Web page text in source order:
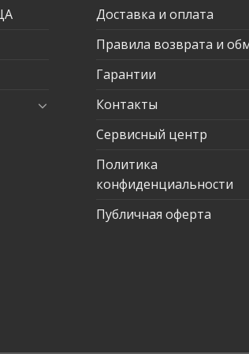
Доставка и оплата
Правила возврата и
Гарантии
Контакты
Сервисный центр
Политика
конфиденциальности
Публичная оферта